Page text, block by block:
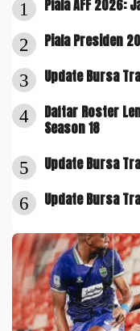
1 Piala AFF 2026:
2 Piala Presiden
3 Update Bursa
4
Daftar Roster
Season 18
5 Update Bursa
6 Update Bursa